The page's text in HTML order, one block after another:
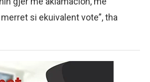
si ekuivalent vote”, tha